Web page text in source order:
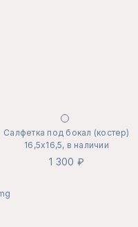
Салфетка под бокал (костер)
16,5х16,5, в наличии
1 300 ₽